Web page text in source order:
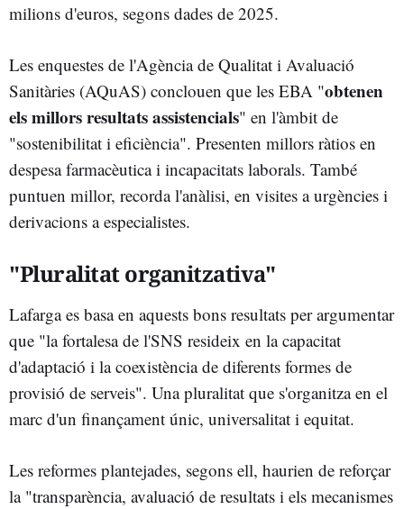
milions d'euros, segons dades de 2025.
Les enquestes de l'Agència de Qualitat i Avaluació
Sanitàries (AQuAS) conclouen que les EBA "obtenen
els millors resultats assistencials" en l'àmbit de
"sostenibilitat i eficiència". Presenten millors ràtios en
despesa farmacèutica i incapacitats laborals. També
puntuen millor, recorda l'anàlisi, en visites a urgències i
derivacions a especialistes.
"Pluralitat organitzativa"
Lafarga es basa en aquests bons resultats per argumentar
que "la fortalesa de l'SNS resideix en la capacitat
d'adaptació i la coexistència de diferents formes de
provisió de serveis". Una pluralitat que s'organitza en el
marc d'un finançament únic, universalitat i equitat.
Les reformes plantejades, segons ell, haurien de reforçar
la "transparència, avaluació de resultats i els mecanismes